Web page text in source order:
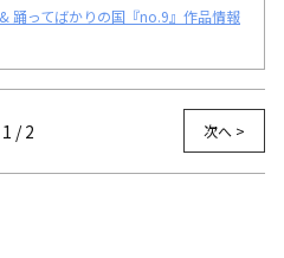
踊ってばかりの国『no.9』作品情報
1 / 2 次へ >